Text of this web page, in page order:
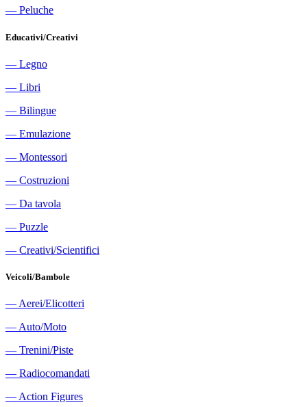
― Peluche
Educativi/Creativi
― Legno
― Libri
― Bilingue
― Emulazione
― Montessori
― Costruzioni
― Da tavola
― Puzzle
― Creativi/Scientifici
Veicoli/Bambole
― Aerei/Elicotteri
― Auto/Moto
― Trenini/Piste
― Radiocomandati
― Action Figures